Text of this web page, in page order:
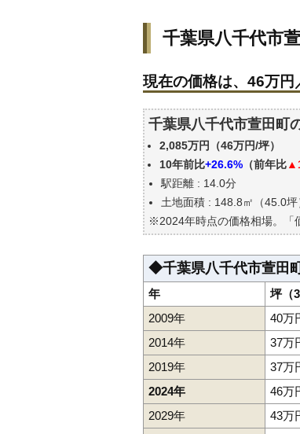
現在の価格は、46万
駅からの徒歩距離で
千葉県八千代市萱田
公示地価はいくら
エリアの将来性を人口
自分の年収でいくらの
千葉県八千代市
現在の価格は、46万円
千葉県八千代市萱田町
2,085万円（46万円/坪）
10年前比+26.6% （前年比
駅距離 : 14.0分
土地面積 : 148.8㎡（45.0坪
※2024年時点の価格相場。「
◆千葉県八千代市萱田
年
坪（
2009年
40万
2014年
37万
2019年
37万
2024年
46万
2029年
43万